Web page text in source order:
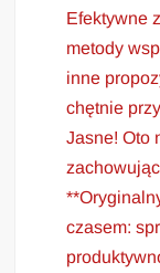
Efektywne
metody
inne
chętnie
Jasne! Oto
czasem: